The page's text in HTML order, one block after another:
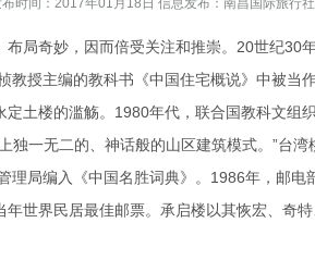
时间：2017年01月18日 信息发布：南昌国际旅行
局奇妙，因而倍受关注和推崇。20世纪30
教授主编的教科书《中国住宅概说》中被当
土楼的滥觞。1980年代，联合国教科文组
独一无二的、神话般的山区建筑模式。”台
局编入《中国名胜词典》。1986年，邮电
世界民居最佳邮票。承启楼以其恢宏、奇